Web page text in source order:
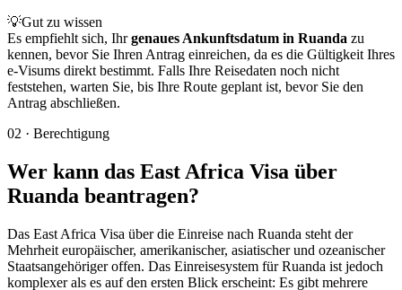
💡Gut zu wissen
Es empfiehlt sich, Ihrgenaues Ankunftsdatum in Ruanda zu
kennen, bevor Sie Ihren Antrag einreichen, da es die Gültigkeit Ihres
e-Visums direkt bestimmt. Falls Ihre Reisedaten noch nicht
feststehen, warten Sie, bis Ihre Route geplant ist, bevor Sie den
Antrag abschließen.
02 · Berechtigung
Wer kann das East Africa Visa über
Ruanda beantragen?
Das East Africa Visa über die Einreise nach Ruanda steht der
Mehrheit europäischer, amerikanischer, asiatischer und ozeanischer
Staatsangehöriger offen. Das Einreisesystem für Ruanda ist jedoch
komplexer als es auf den ersten Blick erscheint: Es gibt mehrere